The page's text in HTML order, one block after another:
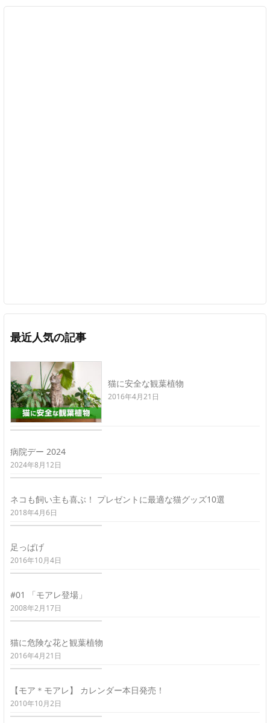
最近人気の記事
猫に安全な観葉植物
2016年4月21日
病院デー 2024
2024年8月12日
ネコも飼い主も喜ぶ！ プレゼントに最適な猫グッズ10選
2018年4月6日
足っぱげ
2016年10月4日
#01 「モアレ登場」
2008年2月17日
猫に危険な花と観葉植物
2016年4月21日
【モア＊モアレ】 カレンダー本日発売！
2010年10月2日